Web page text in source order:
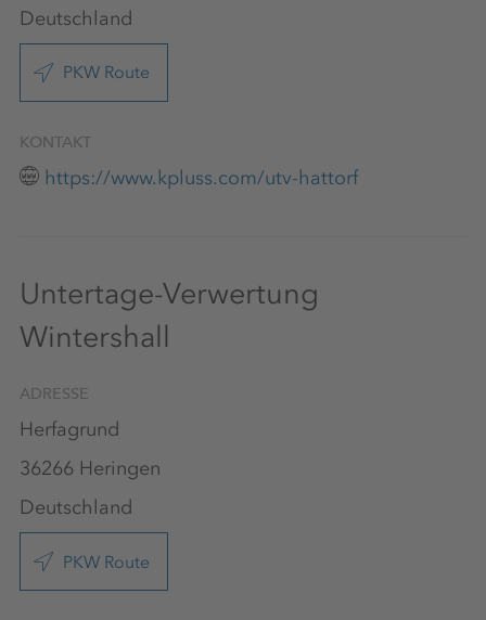
Deutschland
PKW Route
KONTAKT
https://www.kpluss.com/utv-hattorf
Untertage-Verwertung
Wintershall
ADRESSE
Herfagrund
36266 Heringen
Deutschland
PKW Route